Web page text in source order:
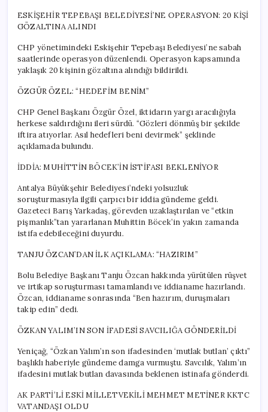
ESKİŞEHİR TEPEBAŞI BELEDİYESİ’NE OPERASYON: 20 KİŞİ
GÖZALTINA ALINDI
CHP yönetimindeki Eskişehir Tepebaşı Belediyesi’ne sabah
saatlerinde operasyon düzenlendi. Operasyon kapsamında
yaklaşık 20 kişinin gözaltına alındığı bildirildi.
ÖZGÜR ÖZEL: “HEDEFİM BENİM”
CHP Genel Başkanı Özgür Özel, iktidarın yargı aracılığıyla
herkese saldırdığını ileri sürdü. “Gözleri dönmüş bir şekilde
iftira atıyorlar. Asıl hedefleri beni devirmek” şeklinde
açıklamada bulundu.
İDDİA: MUHİTTİN BÖCEK’İN İSTİFASI BEKLENİYOR
Antalya Büyükşehir Belediyesi’ndeki yolsuzluk
soruşturmasıyla ilgili çarpıcı bir iddia gündeme geldi.
Gazeteci Barış Yarkadaş, görevden uzaklaştırılan ve “etkin
pişmanlık”tan yararlanan Muhittin Böcek’in yakın zamanda
istifa edebileceğini duyurdu.
TANJU ÖZCAN’DAN İLK AÇIKLAMA: “HAZIRIM”
Bolu Belediye Başkanı Tanju Özcan hakkında yürütülen rüşvet
ve irtikap soruşturması tamamlandı ve iddianame hazırlandı.
Özcan, iddianame sonrasında “Ben hazırım, duruşmaları
takip edin” dedi.
ÖZKAN YALIM’IN SON İFADESİ SAVCILIĞA GÖNDERİLDİ
Yeniçağ, “Özkan Yalım’ın son ifadesinden ‘mutlak butlan’ çıktı”
başlıklı haberiyle gündeme damga vurmuştu. Savcılık, Yalım’ın
ifadesini mutlak butlan davasında beklenen istinafa gönderdi.
AK PARTİ’Lİ ESKİ MİLLETVEKİLİ MEHMET METİNER KKTC
VATANDAŞI OLDU